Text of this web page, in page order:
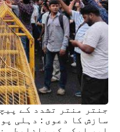
جنتر منتر تشدد کے
سازش کا دعوی : دہلی